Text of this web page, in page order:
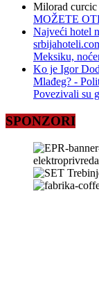
Milorad curcic
MOŽETE
Najveći hotel
Meksiku,
Ko je Igor
Mlađeg? -
Povezivali su
SPONZORI